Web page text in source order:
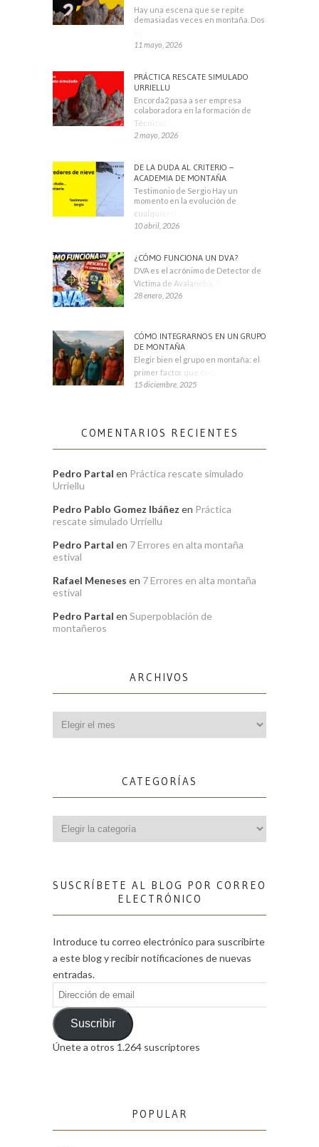
Hay una escena que se repite
demasiadas veces en montaña. Dos
11 mayo, 2026
PRÁCTICA RESCATE SIMULADO
URRIELLU
Encorda2 pasa a ser empresa
colaboradora en la formación de
Técnicos Deportivos
2 mayo, 2026
DE LA DUDA AL CRITERIO –
ACADEMIA DE MONTAÑA
Testimonio de Sergio Hay un
momento en la evolución de
cualquier montañero
10 abril, 2026
¿CÓMO FUNCIONA UN DVA?
DVA es el acrónimo de Detector de
Víctima de Avalancha. También se
28 enero, 2026
CÓMO INTEGRARNOS EN UN GRUPO
DE MONTAÑA
Elegir bien el grupo en montaña: el
primer factor que condiciona tu
15 diciembre, 2025
COMENTARIOS RECIENTES
Pedro Partal en Práctica rescate simulado
Urriellu
Pedro Pablo Gomez Ibáñez en Práctica
rescate simulado Urriellu
Pedro Partal en 7 Errores en alta montaña
estival
Rafael Meneses en 7 Errores en alta montaña
estival
Pedro Partal en Superpoblación de
montañeros
ARCHIVOS
CATEGORÍAS
SUSCRÍBETE AL BLOG POR CORREO
ELECTRÓNICO
Introduce tu correo electrónico para suscribirte
a este blog y recibir notificaciones de nuevas
entradas.
Dirección
de
emailSuscribir
Únete a otros 1.264 suscriptores
POPULAR